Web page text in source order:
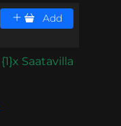
Add
{1}x Saatavilla